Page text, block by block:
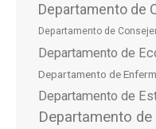
Departamento de
Departamento de
Departamento de
Departamento de
Departamento de
Departamento de